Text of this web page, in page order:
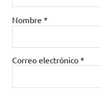
Nombre *
Correo electrónico *